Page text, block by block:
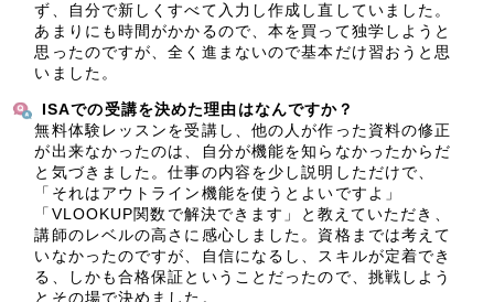
ず、自分で新しくすべて入力し作成し直していました。
あまりにも時間がかかるので、本を買って独学しようと
思ったのですが、全く進まないので基本だけ習おうと思
いました。
ISAでの受講を決めた理由はなんですか？
無料体験レッスンを受講し、他の人が作った資料の修正
が出来なかったのは、自分が機能を知らなかったからだ
と気づきました。仕事の内容を少し説明しただけで、
「それはアウトライン機能を使うとよいですよ」
「VLOOKUP関数で解決できます」と教えていただき、
講師のレベルの高さに感心しました。資格までは考えて
いなかったのですが、自信になるし、スキルが定着でき
る、しかも合格保証ということだったので、挑戦しよう
とその場で決めました。